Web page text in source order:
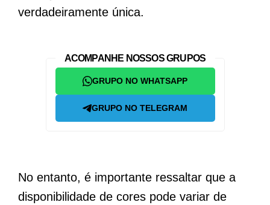
verdadeiramente única.
ACOMPANHE NOSSOS GRUPOS
GRUPO NO WHATSAPP
GRUPO NO TELEGRAM
No entanto, é importante ressaltar que a
disponibilidade de cores pode variar de